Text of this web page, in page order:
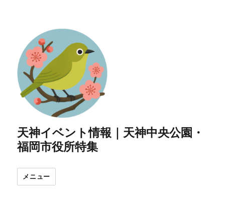
天神イベント情報｜天神中央公園・
福岡市役所特集
メニュー